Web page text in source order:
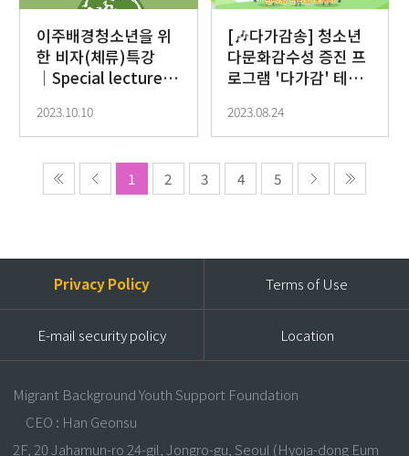
이주배경청소년을 위
한 비자(체류)특강
│Special lectures
Migrant Youths
2023.10.10
[🎶다가감송] 청소년
다문화감수성 증진 프
로그램 '다가감' 테마
2023.08.24
1 2 3 4 5
Privacy Policy Terms of Use
E-mail security policy Location
Migrant Background Youth Support Foundation
CEO : Han Geonsu
2F, 20 Jahamun-ro 24-gil, Jongro-gu, Seoul (Hyoja-dong Eum